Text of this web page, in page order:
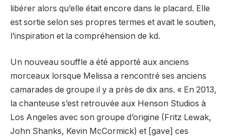
libérer alors qu’elle était encore dans le placard. Elle
est sortie selon ses propres termes et avait le soutien,
l’inspiration et la compréhension de kd.
Un nouveau souffle a été apporté aux anciens
morceaux lorsque Melissa a rencontré ses anciens
camarades de groupe il y a près de dix ans. « En 2013,
la chanteuse s’est retrouvée aux Henson Studios à
Los Angeles avec son groupe d’origine (Fritz Lewak,
John Shanks, Kevin McCormick) et [gave] ces